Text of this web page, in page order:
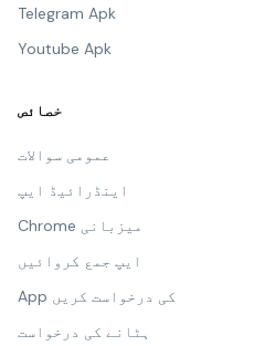
Telegram Apk
Youtube Apk
خصائص
عمومی سوالات
اینڈرائیڈ ایپ
Chrome میزبانی
ایپ جمع کروائیں
App کی درخواست کریں
ہٹانے کی درخواست